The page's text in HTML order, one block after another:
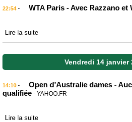
22:54 - WTA Paris - Avec Razzano et
Lire la suite
Vendredi 14 janvier
14:10 -
Open d’Australie dames -
qualifiée - YAHOO.FR
Lire la suite